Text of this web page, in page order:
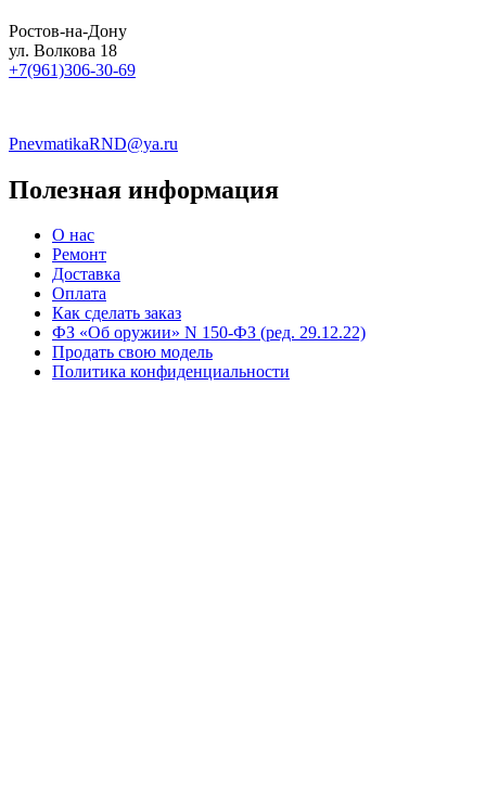
Ростов-на-Дону
ул. Волкова 18
+7(961)306-30-69
PnevmatikaRND@ya.ru
Полезная информация
О нас
Ремонт
Доставка
Оплата
Как сделать заказ
ФЗ «Об оружии» N 150-ФЗ (ред. 29.12.22)
Продать свою модель
Политика конфиденциальности